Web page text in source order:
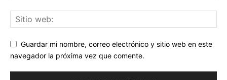
Guardar mi nombre, correo electrónico y sitio web en este
navegador la próxima vez que comente.